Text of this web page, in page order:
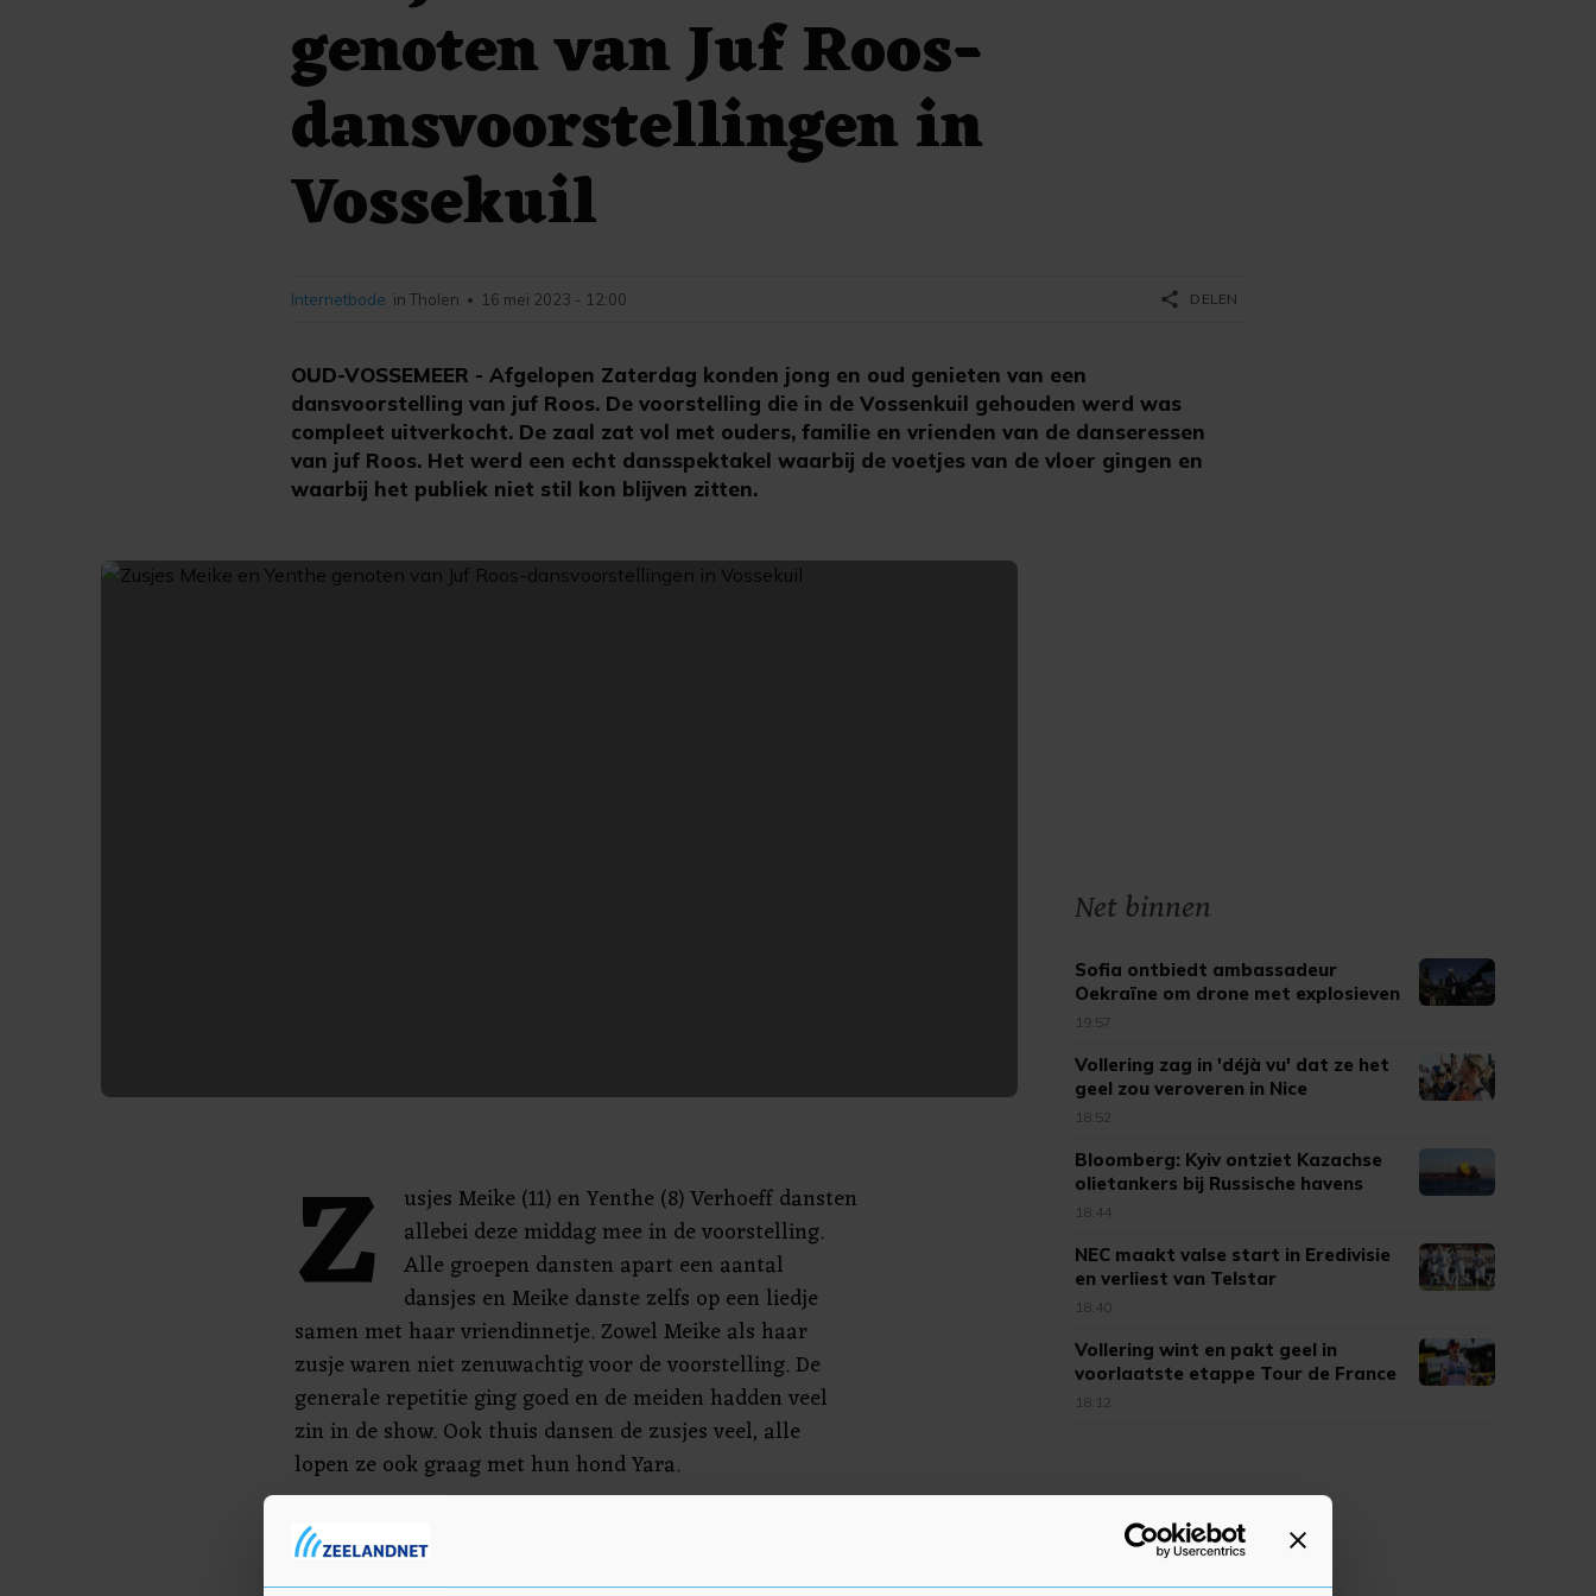
genoten van Juf Roos-
dansvoorstellingen in
Vossekuil
OUD-VOSSEMEER - Afgelopen Zaterdag konden jong en oud genieten van een
dansvoorstelling van juf Roos. De voorstelling die in de Vossenkuil gehouden werd was
compleet uitverkocht. De zaal zat vol met ouders, familie en vrienden van de danseressen
van juf Roos. Het werd een echt dansspektakel waarbij de voetjes van de vloer gingen en
waarbij het publiek niet stil kon blijven zitten.
Internetbode in Tholen • 16 mei 2023 - 12:00 share DELEN
Z
usjes Meike (11) en Yenthe (8) Verhoeff dansten
allebei deze middag mee in de voorstelling.
Alle groepen dansten apart een aantal
dansjes en Meike danste zelfs op een liedje
samen met haar vriendinnetje. Zowel Meike als haar
zusje waren niet zenuwachtig voor de voorstelling. De
generale repetitie ging goed en de meiden hadden veel
zin in de show. Ook thuis dansen de zusjes veel, alle
lopen ze ook graag met hun hond Yara.
“Ik vind vooral het optreden het leukste want dan
kunnen heel veel mensen het zien. Ik heb goed geoefend
Net binnen
Sofia ontbiedt ambassadeur
Oekraïne om drone met explosieven
19:57
Vollering zag in 'déjà vu' dat ze het
geel zou veroveren in Nice
18:52
Bloomberg: Kyiv ontziet Kazachse
olietankers bij Russische havens
18:44
NEC maakt valse start in Eredivisie
en verliest van Telstar
18:40
Vollering wint en pakt geel in
voorlaatste etappe Tour de France
18:12